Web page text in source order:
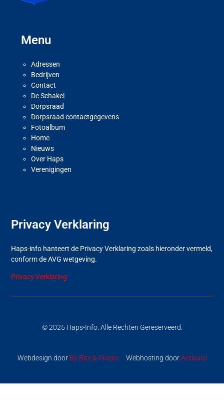
Menu
Adressen
Bedrijven
Contact
De Schakel
Dorpsraad
Dorpsraad contactgegevens
Fotoalbum
Home
Nieuws
Over Haps
Verenigingen
Privacy Verklaring
Haps-info hanteert de Privacy Verklaring zoals hieronder vermeld,
conform de AVG wetgeving.
Privacy Verklaring
© 2025 Haps-Info. Alle Rechten Gereserveerd.
Webdesign door By Bits & PiecesWebhosting doorActivato